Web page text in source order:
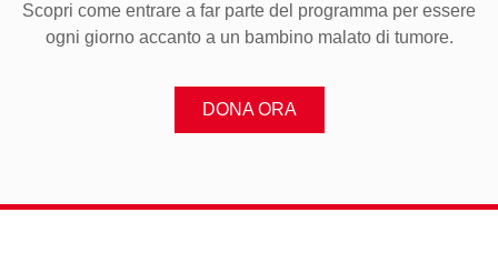
Scopri come entrare a far parte del programma per essere
ogni giorno accanto a un bambino malato di tumore.
DONA ORA